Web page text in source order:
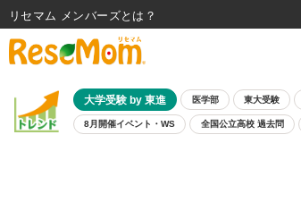
大学受験 by 東進 医学部 東大受験
8月開催イベント・WS 全国公立高校 過去問
リセマム メンバーズ